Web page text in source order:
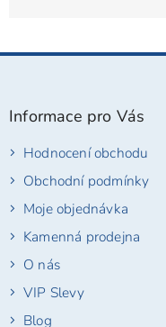
Z
Informace pro Vás
Hodnocení obchodu
Obchodní podmínky
Moje objednávka
Kamenná prodejna
O nás
VIP Slevy
Blog